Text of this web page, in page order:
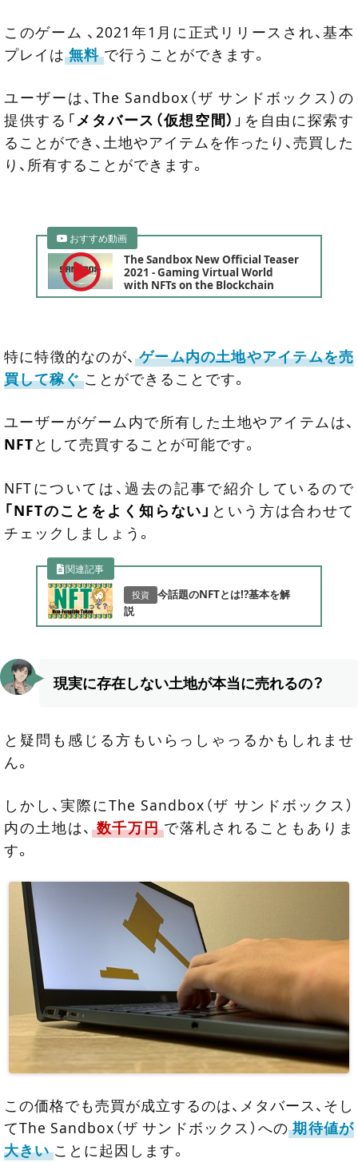
このゲーム 、2021年1月に正式リリースされ、基本
プレイは 無料 で行うことができます。
ユーザーは、The Sandbox（ザ サンドボックス）の
提供する「メタバース（仮想空間）」を自由に探索す
ることができ、土地やアイテムを作ったり、売買した
り、所有することができます。
おすすめ動画
The Sandbox New Official Teaser
2021 - Gaming Virtual World
with NFTs on the Blockchain
特に特徴的なのが、 ゲーム内の土地やアイテムを売
買して稼ぐ ことができることです。
ユーザーがゲーム内で所有した土地やアイテムは、
NFTとして売買することが可能です。
NFTについては、過去の記事で紹介しているので
「NFTのことをよく知らない」 という方は合わせて
チェックしましょう。
関連記事
投資
今話題のNFTとは!?基本を解
説
現実に存在しない土地が本当に売れるの？
と疑問も感じる方もいらっしゃっるかもしれませ
ん。
しかし、実際にThe Sandbox（ザ サンドボックス）
内の土地は、 数千万円 で落札されることもありま
す。
この価格でも売買が成立するのは、メタバース、そし
てThe Sandbox（ザ サンドボックス）への 期待値が
大きい ことに起因します。